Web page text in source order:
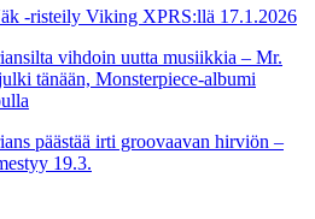
-risteily Viking XPRS:llä 17.1.2026
vihdoin uutta musiikkia – Mr.
tänään, Monsterpiece-albumi
päästää irti groovaavan hirviön –
19.3.